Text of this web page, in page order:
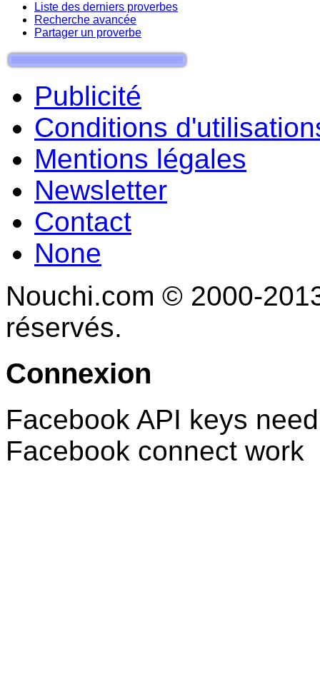
Liste des derniers proverbes
Recherche avancée
Partager un proverbe
Publicité
Conditions
Mentions légales
Newsletter
Contact
None
Nouchi.com © 2000-
réservés.
Connexion
Facebook API keys
Facebook connect work